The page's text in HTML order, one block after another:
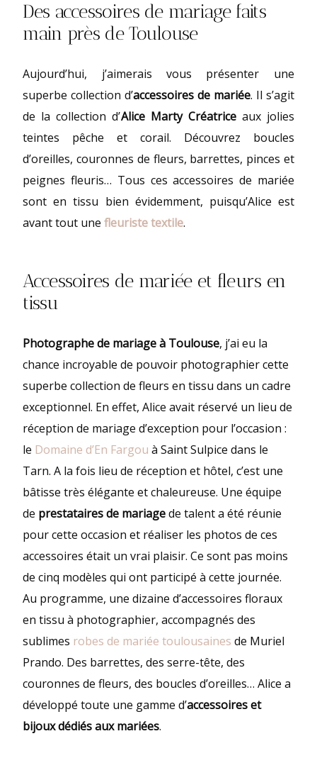
Des accessoires de mariage faits
main près de Toulouse
Aujourd’hui, j’aimerais vous présenter une
superbe collection d’accessoires de mariée. Il s’agit
de la collection d’Alice Marty Créatriceaux jolies
teintes pêche et corail. Découvrez boucles
d’oreilles, couronnes de fleurs, barrettes, pinces et
peignes fleuris… Tous ces accessoires de mariée
sont en tissu bien évidemment, puisqu’Alice est
avant tout unefleuriste textile.
Accessoires de mariée et fleurs en
tissu ​
Photographe de mariage à Toulouse, j’ai eu la
chance incroyable de pouvoir photographier cette
superbe collection de fleurs en tissu dans un cadre
exceptionnel. En effet, Alice avait réservé un lieu de
réception de mariage d’exception pour l’occasion :
le Domaine d’En Fargou à Saint Sulpice dans le
Tarn. A la fois lieu de réception et hôtel, c’est une
bâtisse très élégante et chaleureuse. Une équipe
de prestataires de mariagede talent a été réunie
pour cette occasion et réaliser les photos de ces
accessoires était un vrai plaisir. Ce sont pas moins
de cinq modèles qui ont participé à cette journée.
Au programme, une dizaine d’accessoires floraux
en tissu à photographier, accompagnés des
sublimes robes de mariée toulousaines de Muriel
Prando. Des barrettes, des serre-tête, des
couronnes de fleurs, des boucles d’oreilles… Alice a
développé toute une gamme d’accessoires et
bijoux dédiés aux mariées.